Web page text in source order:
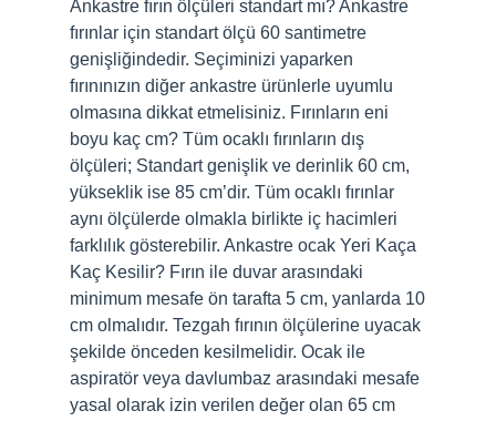
Ankastre fırın ölçüleri standart mı? Ankastre
fırınlar için standart ölçü 60 santimetre
genişliğindedir. Seçiminizi yaparken
fırınınızın diğer ankastre ürünlerle uyumlu
olmasına dikkat etmelisiniz. Fırınların eni
boyu kaç cm? Tüm ocaklı fırınların dış
ölçüleri; Standart genişlik ve derinlik 60 cm,
yükseklik ise 85 cm’dir. Tüm ocaklı fırınlar
aynı ölçülerde olmakla birlikte iç hacimleri
farklılık gösterebilir. Ankastre ocak Yeri Kaça
Kaç Kesilir? Fırın ile duvar arasındaki
minimum mesafe ön tarafta 5 cm, yanlarda 10
cm olmalıdır. Tezgah fırının ölçülerine uyacak
şekilde önceden kesilmelidir. Ocak ile
aspiratör veya davlumbaz arasındaki mesafe
yasal olarak izin verilen değer olan 65 cm